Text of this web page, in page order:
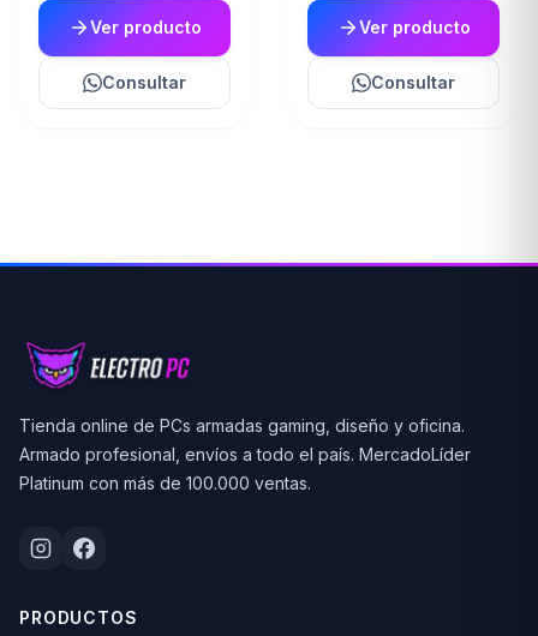
Ver producto
Consultar
Ver producto
Consultar
Tienda online de PCs armadas gaming, diseño y oficina.
Armado profesional, envíos a todo el país. MercadoLíder
Platinum con más de 100.000 ventas.
PRODUCTOS